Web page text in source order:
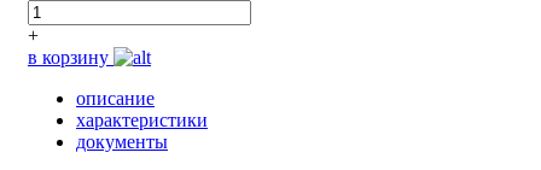
+
в корзину
описание
характеристики
документы